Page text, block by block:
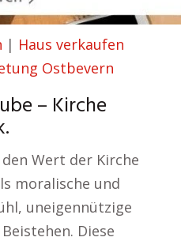
| Haus verkaufen
Ostbevern
– Kirche
Wert der Kirche
moralische und
uneigennützige
Diese